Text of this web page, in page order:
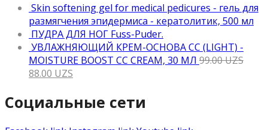
Skin softening gel for medical pedicures - гель для
размягчения эпидермиса - кератолитик, 500 мл
ПУДРА ДЛЯ НОГ Fuss-Puder.
УВЛАЖНЯЮЩИЙ КРЕМ-ОСНОВА CC (LIGHT) -
MOISTURE BOOST CC CREAM, 30 МЛ 99.00UZS
88.00 UZS
Социальные сети